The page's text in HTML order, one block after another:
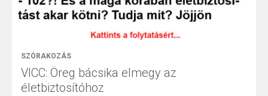
SZÓRAKOZÁS
VICC: Öreg bácsika elmegy az
életbiztosítóhoz